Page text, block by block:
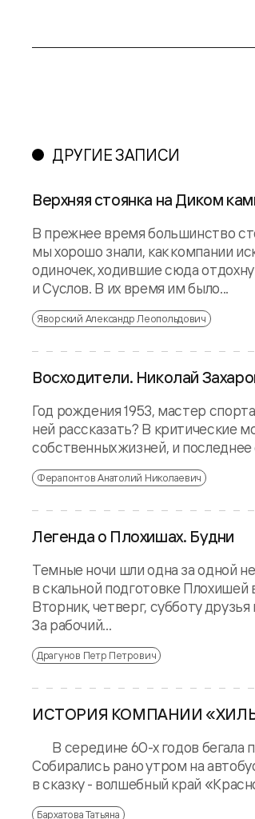
ДРУГИЕ ЗАПИСИ
Верхняя стоянка на Диком
В прежнее время большинство
мы хорошо знали, как компании
одиночек, ходившие сюда
и Суслов. В их время им было...
Яворский Александр Леопольдович
Восходители. Николай
Год рождения 1953, мастер
ней рассказать? В критические
собственных жизней, и последнее
Ферапонтов Анатолий Николаевич
Легенда о Плохишах. Будни
Темные ночи шли одна за одной
в скальной подготовке
Вторник, четверг, субботу
За рабочий...
Драгунов Петр Петрович
ИСТОРИЯ КОМПАНИИ
В середине 60-х годов бегала
Собирались рано утром на
в сказку - волшебный край
Бархатова Татьяна